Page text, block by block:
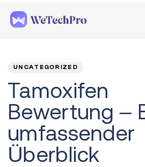
UNCATEGORIZED
Tamoxifen
Bewertung –
umfassender
Überblick